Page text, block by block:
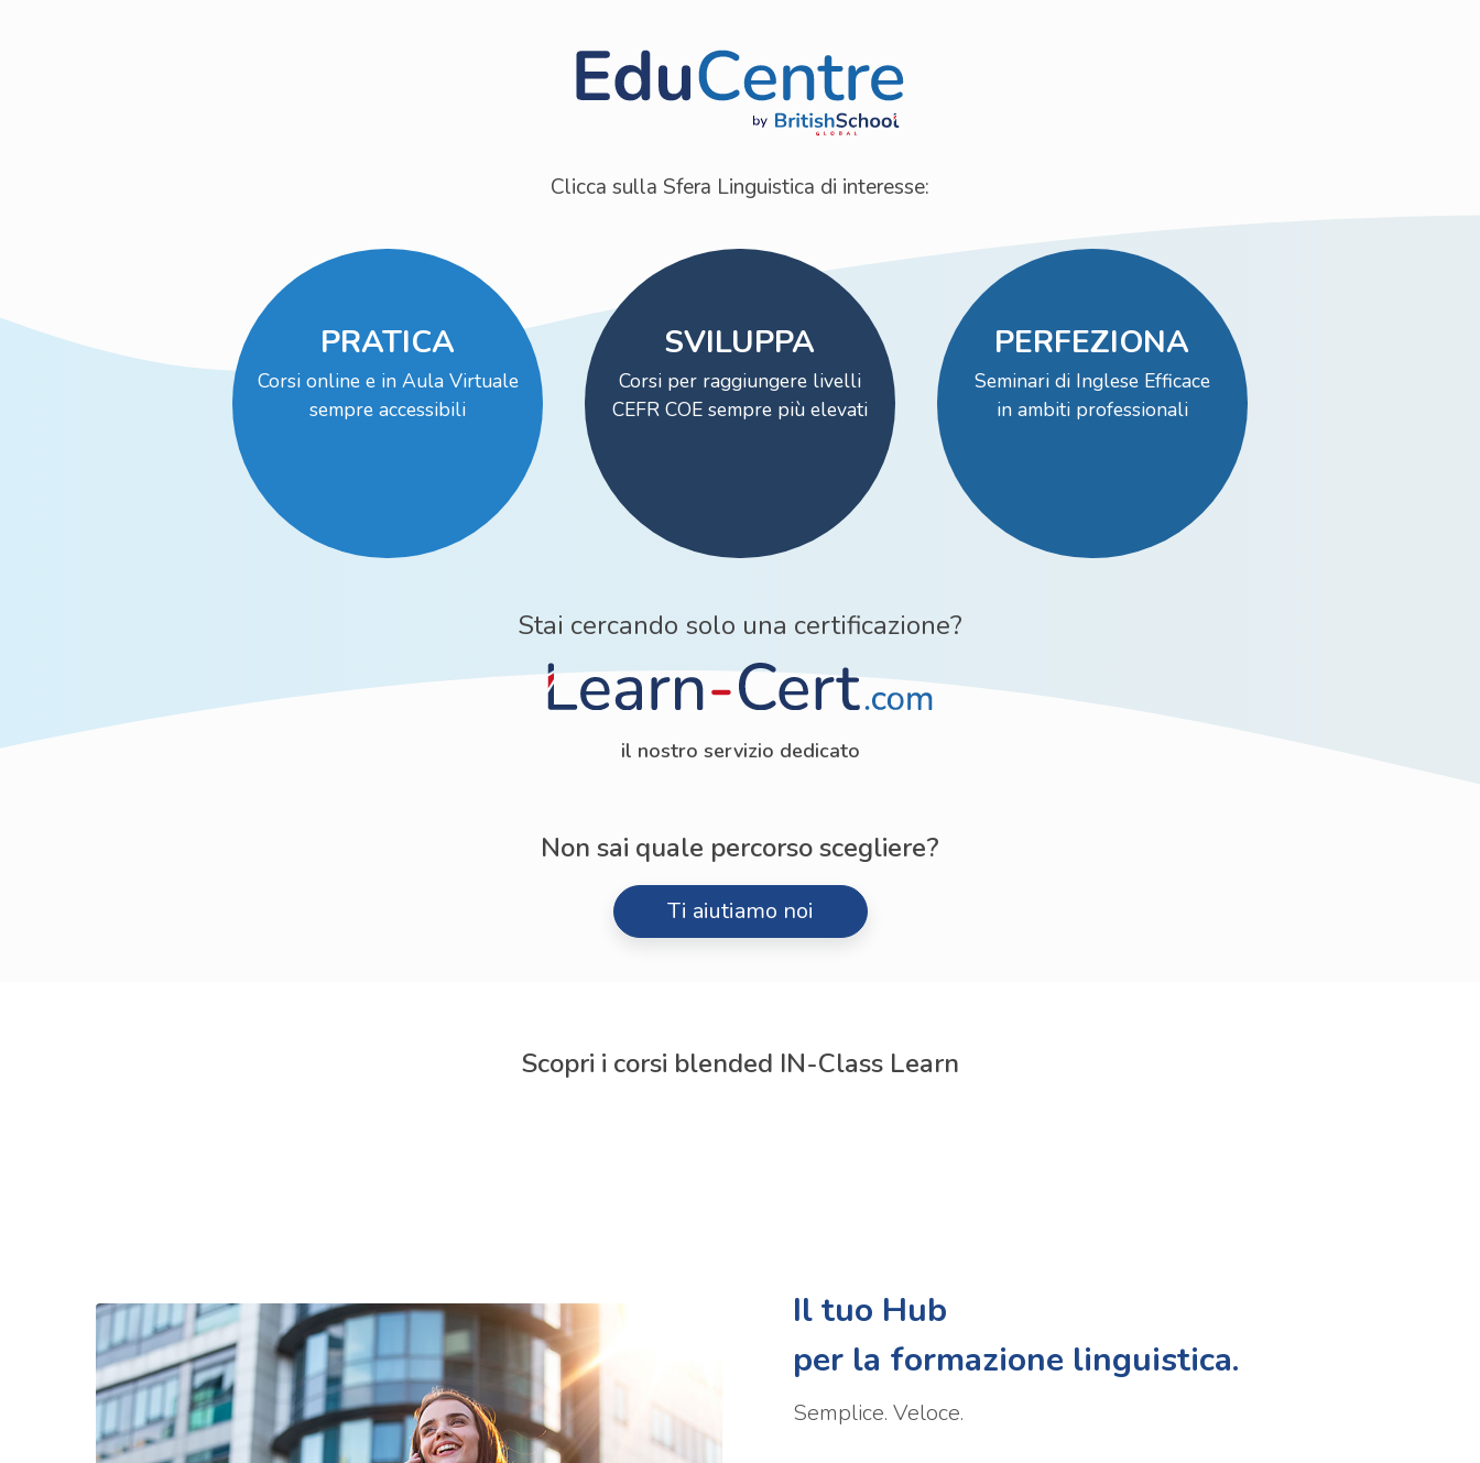
Clicca sulla Sfera Linguistica di interesse:
PRATICA
Corsi online e in Aula Virtuale
sempre accessibili
SVILUPPA
Corsi per raggiungere livelli
CEFR COE sempre più elevati
PERFEZIONA
Seminari di Inglese Efficace
in ambiti professionali
Stai cercando solo una certificazione?
il nostro servizio dedicato
Non sai quale percorso scegliere?
Ti aiutiamo noi
Scopri i corsi blended IN-Class Learn
Il tuo Hub
per la formazione linguistica.
Semplice. Veloce.